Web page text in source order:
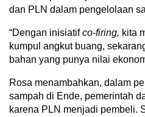
dan PLN dalam pengelolaan
“Dengan inisiatifco-firing, kita
kumpul angkut buang,
bahan yang punya nilai
Rosa menambahkan, dalam
sampah di Ende, pemerintah
karena PLN menjadi pembeli.